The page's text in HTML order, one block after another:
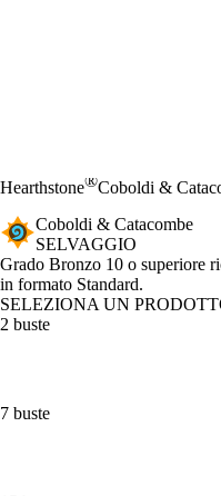
Hearthstone®Coboldi &
Coboldi & Catacombe
SELVAGGIO
Product Notification
Grado Bronzo 10 o superiore
in formato Standard.
SELEZIONA UN
2 buste
7 buste